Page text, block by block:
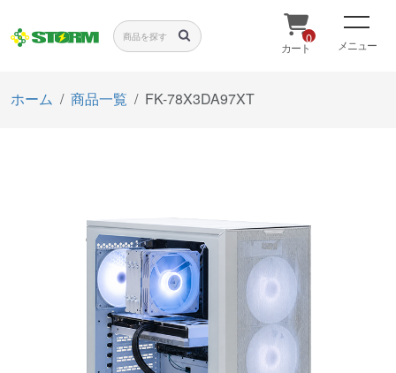
0
カート メニュー
ホーム 商品一覧 FK-78X3DA97XT